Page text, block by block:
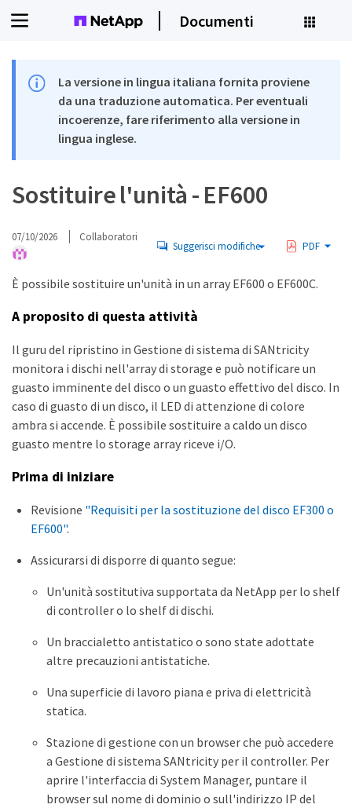
Documenti
La versione in lingua italiana fornita proviene
da una traduzione automatica. Per eventuali
incoerenze, fare riferimento alla versione in
lingua inglese.
Sostituire l'unità - EF600
07/10/2026 Collaboratori
Suggerisci modifiche PDF
È possibile sostituire un'unità in un array EF600 o EF600C.
A proposito di questa attività
Il guru del ripristino in Gestione di sistema di SANtricity
monitora i dischi nell'array di storage e può notificare un
guasto imminente del disco o un guasto effettivo del disco. In
caso di guasto di un disco, il LED di attenzione di colore
ambra si accende. È possibile sostituire a caldo un disco
guasto mentre lo storage array riceve i/O.
Prima di iniziare
Revisione "Requisiti per la sostituzione del disco EF300 o
EF600".
Assicurarsi di disporre di quanto segue:
Un'unità sostitutiva supportata da NetApp per lo shelf
di controller o lo shelf di dischi.
Un braccialetto antistatico o sono state adottate
altre precauzioni antistatiche.
Una superficie di lavoro piana e priva di elettricità
statica.
Stazione di gestione con un browser che può accedere
a Gestione di sistema SANtricity per il controller. Per
aprire l'interfaccia di System Manager, puntare il
browser sul nome di dominio o sull'indirizzo IP del